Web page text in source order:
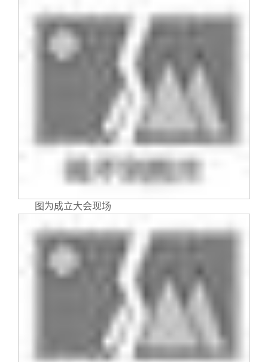
图为成立大会现场